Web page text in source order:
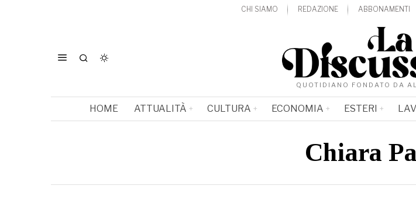
CHI SIAMO REDAZIONE ABBONAMENTI
QUOTIDIANO FONDATO DA
HOME ATTUALITÀ CULTURA ECONOMIA ESTERI
Chiara